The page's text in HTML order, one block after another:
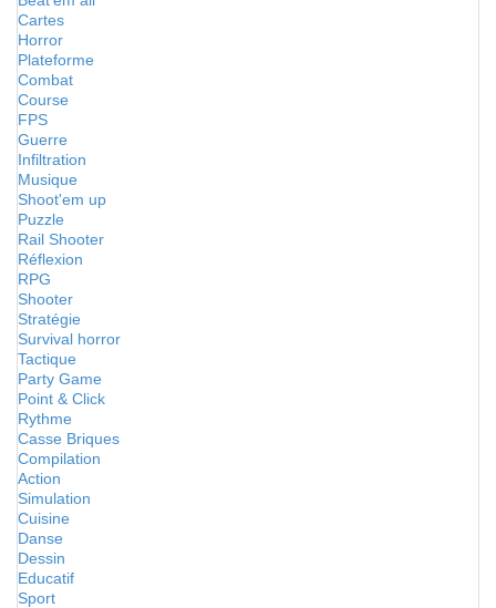
Cartes
Horror
Plateforme
Combat
Course
FPS
Guerre
Infiltration
Musique
Shoot'em up
Puzzle
Rail Shooter
Réflexion
RPG
Shooter
Stratégie
Survival horror
Tactique
Party Game
Point & Click
Rythme
Casse Briques
Compilation
Action
Simulation
Cuisine
Danse
Dessin
Educatif
Sport